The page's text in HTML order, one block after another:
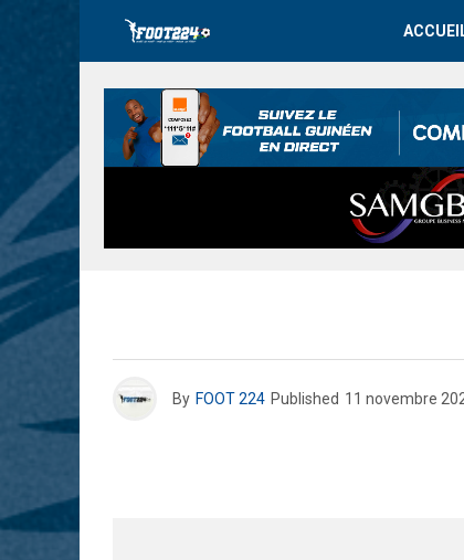
By FOOT 224 Published 11 novembre